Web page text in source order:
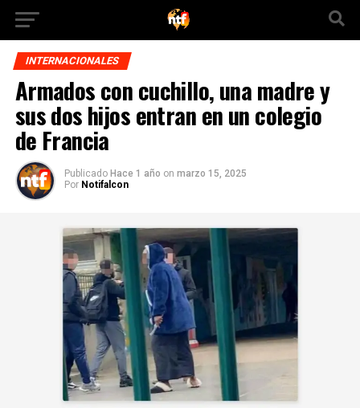
INTERNACIONALES
Armados con cuchillo, una madre y
sus dos hijos entran en un colegio
de Francia
Publicado Hace 1 año on marzo 15, 2025
Por Notifalcon